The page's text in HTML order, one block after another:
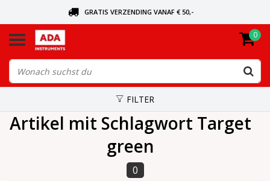
GRATIS VERZENDING VANAF € 50,-
VANDAAG BESTELD, VANDAAG VERZONDEN
0
FILTER
Artikel mit Schlagwort Target
green
0